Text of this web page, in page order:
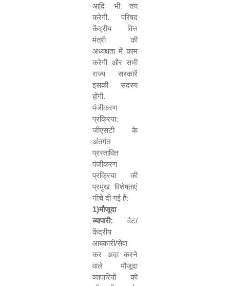
आदि भी तय
करेगी. परिषद
केंद्रीय वित्त
मंत्री की
अध्यक्षता में काम
करेगी और सभी
राज्य सरकारें
इसकी सदस्य
होंगी.
पंजीकरण
प्रक्रिया:
जीएसटी के
अंतर्गत
प्रस्तावित
पंजीकरण
प्रक्रिया की
प्रमुख विशेषताएं
नीचे दी गई हैं:
1)मौजूदा
व्यापारी: वैट/
केंद्रीय
आबकारी/सेवा
कर अदा करने
वाले मौजूदा
व्यापारियों को